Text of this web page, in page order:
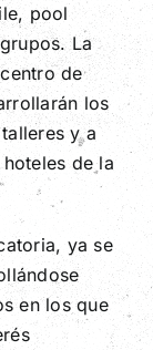
pool
La
de
los
y a
de la
ya se
en los que